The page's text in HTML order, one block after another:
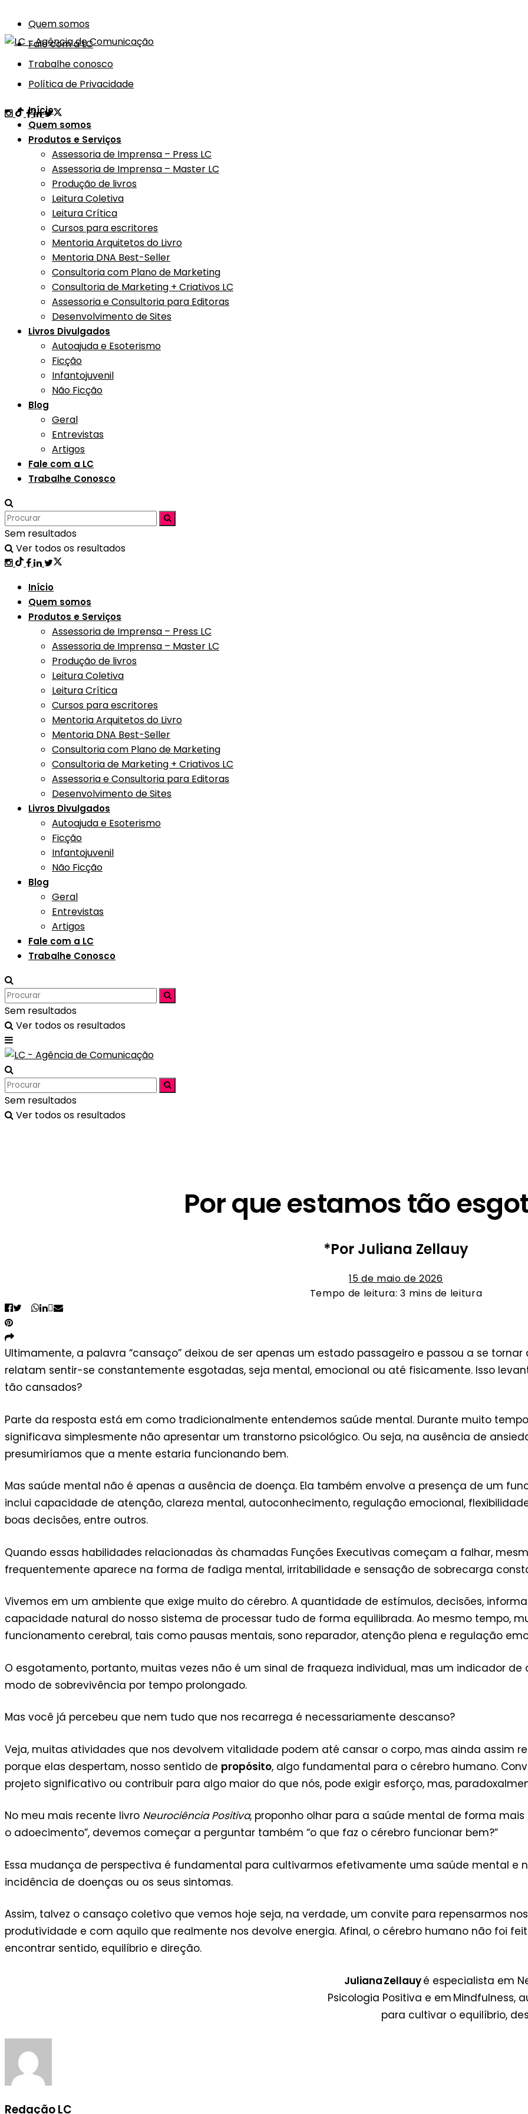
Quem somos
Fale com a LC
Trabalhe conosco
Política de Privacidade
Início
Quem somos
Produtos e Serviços
Assessoria de Imprensa – Press LC
Assessoria de Imprensa – Master LC
Produção de livros
Leitura Coletiva
Leitura Crítica
Cursos para escritores
Mentoria Arquitetos do Livro
Mentoria DNA Best-Seller
Consultoria com Plano de Marketing
Consultoria de Marketing + Criativos LC
Assessoria e Consultoria para Editoras
Desenvolvimento de Sites
Livros Divulgados
Autoajuda e Esoterismo
Ficção
Infantojuvenil
Não Ficção
Blog
Geral
Entrevistas
Artigos
Fale com a LC
Trabalhe Conosco
Sem resultados
Ver todos os resultados
Início
Quem somos
Produtos e Serviços
Assessoria de Imprensa – Press LC
Assessoria de Imprensa – Master LC
Produção de livros
Leitura Coletiva
Leitura Crítica
Cursos para escritores
Mentoria Arquitetos do Livro
Mentoria DNA Best-Seller
Consultoria com Plano de Marketing
Consultoria de Marketing + Criativos LC
Assessoria e Consultoria para Editoras
Desenvolvimento de Sites
Livros Divulgados
Autoajuda e Esoterismo
Ficção
Infantojuvenil
Não Ficção
Blog
Geral
Entrevistas
Artigos
Fale com a LC
Trabalhe Conosco
Sem resultados
Ver todos os resultados
Sem resultados
Ver todos os resultados
Por que estamos tão
*Por Juliana Zellauy
15 de maio de 2026
Tempo de leitura: 3 mins de leitura
Ultimamente, a palavra “cansaço” deixou de ser apenas um estado passageiro e passou a se
relatam sentir-se constantemente esgotadas, seja mental, emocional ou até fisicamente. Isso
tão cansados?
Parte da resposta está em como tradicionalmente entendemos saúde mental. Durante muito
significava simplesmente não apresentar um transtorno psicológico. Ou seja, na ausência de
presumiríamos que a mente estaria funcionando bem.
Mas saúde mental não é apenas a ausência de doença. Ela também envolve a presença de um
inclui capacidade de atenção, clareza mental, autoconhecimento, regulação emocional,
boas decisões, entre outros.
Quando essas habilidades relacionadas às chamadas Funções Executivas começam a falhar,
frequentemente aparece na forma de fadiga mental, irritabilidade e sensação de sobrecarga
Vivemos em um ambiente que exige muito do cérebro. A quantidade de estímulos, decisões,
capacidade natural do nosso sistema de processar tudo de forma equilibrada. Ao mesmo tempo,
funcionamento cerebral, tais como pausas mentais, sono reparador, atenção plena e regulação
O esgotamento, portanto, muitas vezes não é um sinal de fraqueza individual, mas um indicador
modo de sobrevivência por tempo prolongado.
Mas você já percebeu que nem tudo que nos recarrega é necessariamente descanso?
Veja, muitas atividades que nos devolvem vitalidade podem até cansar o corpo, mas ainda assim
porque elas despertam, nosso sentido de propósito, algo fundamental para o cérebro humano.
projeto significativo ou contribuir para algo maior do que nós, pode exigir esforço, mas,
No meu mais recente livro Neurociência Positiva, proponho olhar para a saúde mental de forma
o adoecimento”, devemos começar a perguntar também “o que faz o cérebro funcionar bem?”
Essa mudança de perspectiva é fundamental para cultivarmos efetivamente uma saúde mental e
incidência de doenças ou os seus sintomas.
Assim, talvez o cansaço coletivo que vemos hoje seja, na verdade, um convite para repensarmos
produtividade e com aquilo que realmente nos devolve energia. Afinal, o cérebro humano não foi
encontrar sentido, equilíbrio e direção.
Juliana Zellauyé especialista em
Psicologia Positiva e em Mindfulness,
para cultivar o equilíbrio,
Redação LC